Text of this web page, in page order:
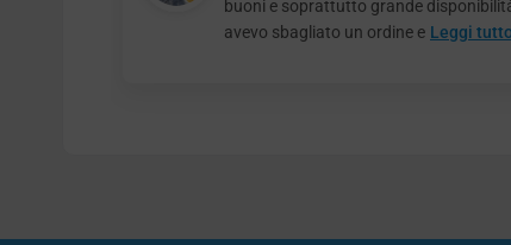
buoni e soprattutto grande
avevo sbagliato un ordine e Leggi